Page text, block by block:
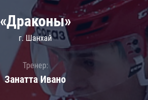
«Драконы»
г. Шанхай
Тренер:
Занатта Иванo